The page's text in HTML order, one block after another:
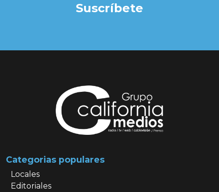
Suscríbete
Categorias populares
Locales
Editoriales